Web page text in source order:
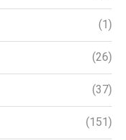
(1)
(26)
(37)
(151)